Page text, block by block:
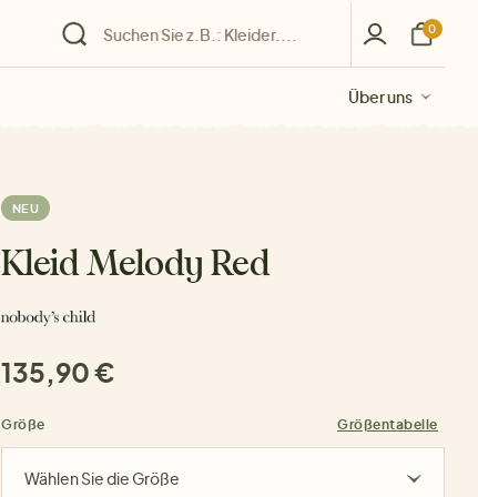
Über uns
Über uns
Über uns
Über uns
Über uns
0
NEU
Kleid Melody Red
135,90 €
Größe Größentabelle
Wählen Sie die Größe